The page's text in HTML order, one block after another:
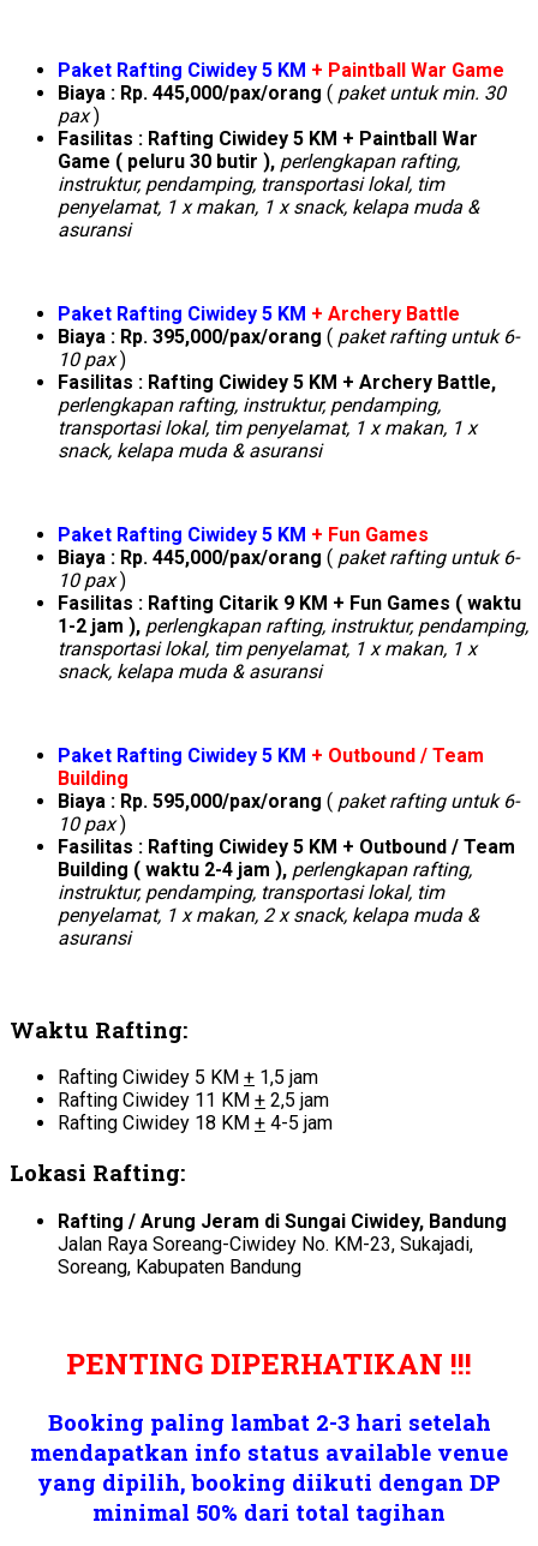
Paket Rafting Ciwidey 5 KM + Paintball War Game
Biaya : Rp. 445,000/pax/orang ( paket untuk min. 30
pax)
Fasilitas : Rafting Ciwidey 5 KM + Paintball War
Game ( peluru 30 butir ), perlengkapan rafting,
instruktur, pendamping, transportasi lokal, tim
penyelamat, 1 x makan, 1 x snack, kelapa muda &
asuransi
Paket Rafting Ciwidey 5 KM + Archery Battle
Biaya : Rp. 395,000/pax/orang ( paket rafting untuk 6-
10 pax)
Fasilitas : Rafting Ciwidey 5 KM + Archery Battle,
perlengkapan rafting, instruktur, pendamping,
transportasi lokal, tim penyelamat, 1 x makan, 1 x
snack, kelapa muda & asuransi
Paket Rafting Ciwidey 5 KM + Fun Games
Biaya : Rp. 445,000/pax/orang ( paket rafting untuk 6-
10 pax)
Fasilitas : Rafting Citarik 9 KM + Fun Games ( waktu
1-2 jam ), perlengkapan rafting, instruktur, pendamping,
transportasi lokal, tim penyelamat, 1 x makan, 1 x
snack, kelapa muda & asuransi
Paket Rafting Ciwidey 5 KM + Outbound / Team
Building
Biaya : Rp. 595,000/pax/orang ( paket rafting untuk 6-
10 pax)
Fasilitas : Rafting Ciwidey 5 KM + Outbound / Team
Building ( waktu 2-4 jam ), perlengkapan rafting,
instruktur, pendamping, transportasi lokal, tim
penyelamat, 1 x makan, 2 x snack, kelapa muda &
asuransi
Waktu Rafting:
Rafting Ciwidey 5 KM + 1,5 jam
Rafting Ciwidey 11 KM + 2,5 jam
Rafting Ciwidey 18 KM + 4-5 jam
Lokasi Rafting:
Rafting / Arung Jeram di Sungai Ciwidey, Bandung
Jalan Raya Soreang-Ciwidey No. KM-23, Sukajadi,
Soreang, Kabupaten Bandung
PENTING DIPERHATIKAN !!!
Booking paling lambat 2-3 hari setelah
mendapatkan info status available venue
yang dipilih, booking diikuti dengan DP
minimal 50% dari total tagihan